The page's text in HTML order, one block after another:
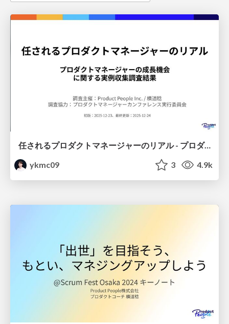
任されるプロダクトマネージャーのリアル - プロダクトマネージャーの成長機会 に関する実例収集調査結果
ykmc09
3 4.9k